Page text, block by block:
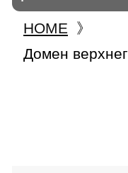
HOME
》
Домен